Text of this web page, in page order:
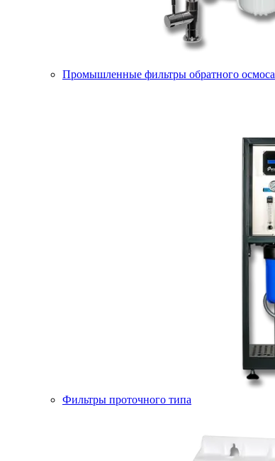
Промышленные фильтры обратного осмоса
Фильтры проточного типа